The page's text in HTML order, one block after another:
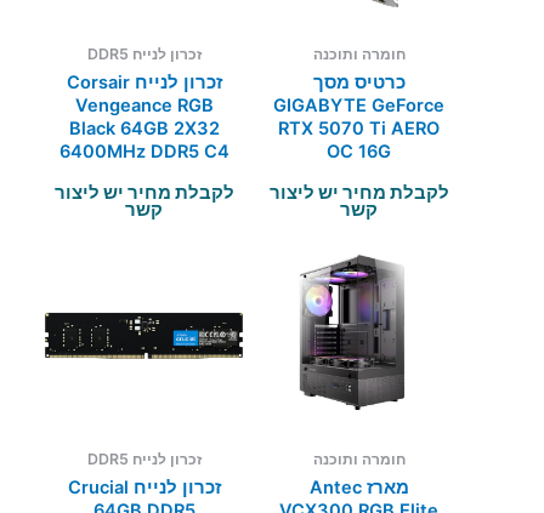
חומרה ותוכנה
כרטיס מסך
GIGABYTE GeForce
RTX 5070 Ti AERO
OC 16G
לקבלת מחיר יש ליצור
קשר
זכרון לנייח DDR5
זכרון לנייח Corsair
Vengeance RGB
Black 64GB 2X32
6400MHz DDR5 C4
לקבלת מחיר יש ליצור
קשר
חומרה ותוכנה
מארז Antec
זכרון לנייח DDR5
זכרון לנייח Crucial